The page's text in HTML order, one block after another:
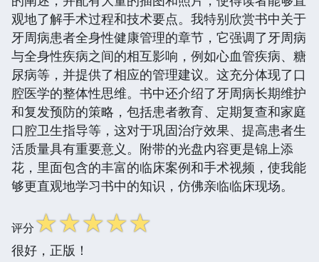
观地了解手术过程和技术要点。我特别欣赏书中关于
牙周病患者全身性健康管理的章节，它强调了牙周病
与全身性疾病之间的相互影响，例如心血管疾病、糖
尿病等，并提供了相应的管理建议。这充分体现了口
腔医学的整体性思维。书中还介绍了牙周病长期维护
和复发预防的策略，包括患者教育、定期复查和家庭
口腔卫生指导等，这对于巩固治疗效果、提高患者生
活质量具有重要意义。附带的光盘内容更是锦上添
花，里面包含的丰富的临床案例和手术视频，使我能
够更直观地学习书中的知识，仿佛亲临临床现场。
评分☆☆☆☆☆
很好，正版！